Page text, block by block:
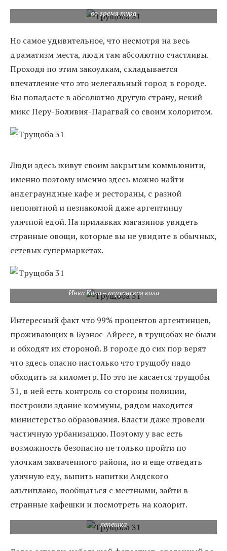
во время тура
Но самое удивительное, что несмотря на весь
драматизм места, люди там абсолютно счастливы.
Проходя по этим закоулкам, складывается
впечатление что это нелегальный город в городе.
Вы попадаете в абсолютно другую страну, некий
микс Перу-Боливия-Парагвай со своим колоритом.
Люди здесь живут своим закрытым коммьюнити,
именно поэтому именно здесь можно найти
андеграундные кафе и рестораны, с разной
непонятной и незнакомой даже аргентинцу
уличной едой. На прилавках магазинов увидеть
странные овощи, которые вы не увидите в обычных,
сетевых супермаркетах.
Инка Кола – перуанская кола
Интересный факт что 99% процентов аргентинцев,
проживающих в Буэнос-Айресе, в трущобах не были
и обходят их стороной. В городе до сих пор верят
что здесь опасно настолько что трущобу надо
обходить за километр. Но это не касается трущобы
31, в ней есть контроль со стороны полиции,
построили здание коммуны, рядом находится
министерство образования. Власти даже провели
частичную урбанизацию. Поэтому у вас есть
возможность безопасно не только пройти по
улочкам захваченного района, но и еще отведать
уличную еду, выпить напитки Андского
альтиплано, пообщаться с местными, зайти в
странные кафешки и посмотреть на колорит.
лепешка